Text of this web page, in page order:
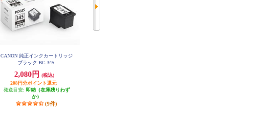
CANON 純正インクカートリッジ
ブラック BC-345
2,080円
(税込)
208円分ポイント還元
発送目安: 即納（在庫残りわず
か）
(9件)